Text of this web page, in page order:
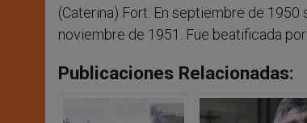
(Caterina) Fort. En septiembre de
noviembre de 1951. Fue beatificada
Publicaciones Relacionadas: